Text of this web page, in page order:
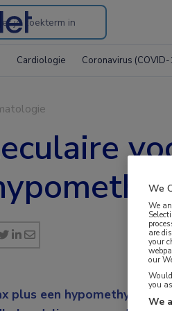
Cardiologie Coronavirus (COVID-
plus een hypomethylerend
We
We
are
your
our
you
We